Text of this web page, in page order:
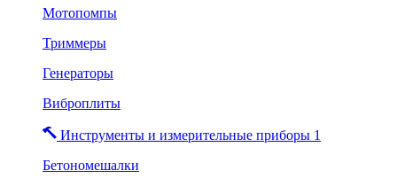
Мотопомпы
Триммеры
Генераторы
Виброплиты
Инструменты и измерительные приборы 1
Бетономешалки